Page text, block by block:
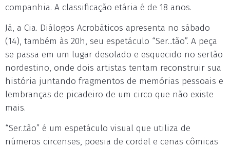
companhia. A classificação etária é de 18 anos.
Já, a Cia. Diálogos Acrobáticos apresenta no sábado
(14), também às 20h, seu espetáculo “Ser...tão”. A peça
se passa em um lugar desolado e esquecido no sertão
nordestino, onde dois artistas tentam reconstruir sua
história juntando fragmentos de memórias pessoais e
lembranças de picadeiro de um circo que não existe
mais.
“Ser..tão” é um espetáculo visual que utiliza de
números circenses, poesia de cordel e cenas cômicas